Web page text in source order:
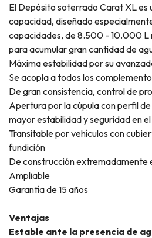
El Depósito soterrado Carat XL es
capacidad, diseñado
capacidades, de 8.500 - 10.000 L
para acumular gran cantidad de
Máxima estabilidad por su
Se acopla a todos los
De gran consistencia, control de
Apertura por la cúpula con perfil
mayor estabilidad y seguridad en
Transitable por vehículos con
fundición
De construcción extremadamente
Ampliable
Garantía de 15 años
Ventajas
Estable ante la presencia de